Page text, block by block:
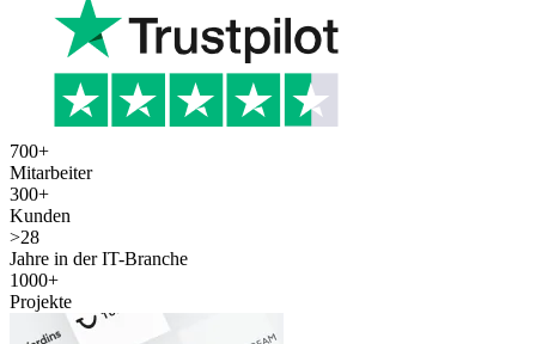
700+
Mitarbeiter
300+
Kunden
>28
Jahre in der IT-Branche
1000+
Projekte